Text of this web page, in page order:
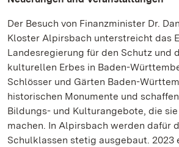
Der Besuch von Finanzminister Dr.
Kloster Alpirsbach unterstreicht das
Landesregierung für den Schutz und
kulturellen Erbes in Baden-
Schlösser und Gärten Baden-
historischen Monumente und
Bildungs- und Kulturangebote, die
machen. In Alpirsbach werden dafür
Schulklassen stetig ausgebaut. 2023